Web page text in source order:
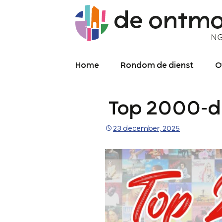
Home Rondom de dienst
Meekijken/luisteren
Over de kerkdienst
Archief liturgie
Diensten
Top 2000-
23 december, 2025